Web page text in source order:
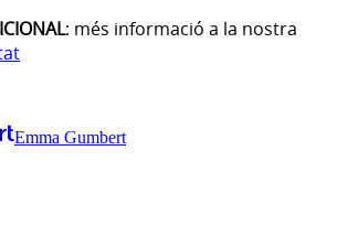
: més informació a la nostra
Emma Gumbert